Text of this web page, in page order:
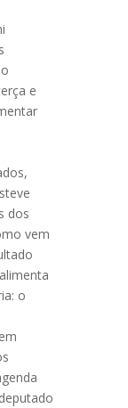
e
dos
vem
o